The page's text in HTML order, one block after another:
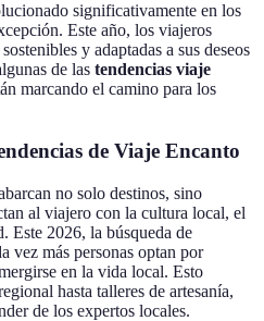
significativamente en los
Este año, los viajeros
y adaptadas a sus deseos
de las tendencias viaje
marcando el camino para los
de Viaje Encanto
no solo destinos, sino
al viajero con la cultura local, el
Este 2026, la búsqueda de
vez más personas optan por
en la vida local. Esto
hasta talleres de artesanía,
de los expertos locales.